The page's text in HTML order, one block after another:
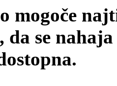
mogoče
da se